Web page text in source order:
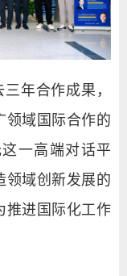
年合作成果，
领域国际合作的
一高端对话平
领域创新发展的
推进国际化工作